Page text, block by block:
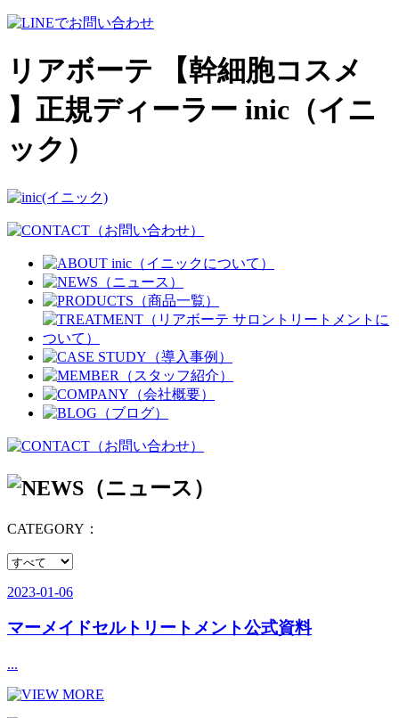
リアボーテ 【幹細胞コスメ
】正規ディーラー inic（イニ
ック）
CATEGORY：
2023-01-06
マーメイドセルトリートメント公式資料
...